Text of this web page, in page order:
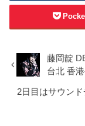
藤岡靛
台北 香
2日目はサウン